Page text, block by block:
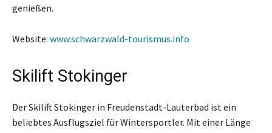
genießen.
Website: www.schwarzwald-tourismus.info
Skilift Stokinger
Der Skilift Stokinger in Freudenstadt-Lauterbad ist ein
beliebtes Ausflugsziel für Wintersportler. Mit einer Länge